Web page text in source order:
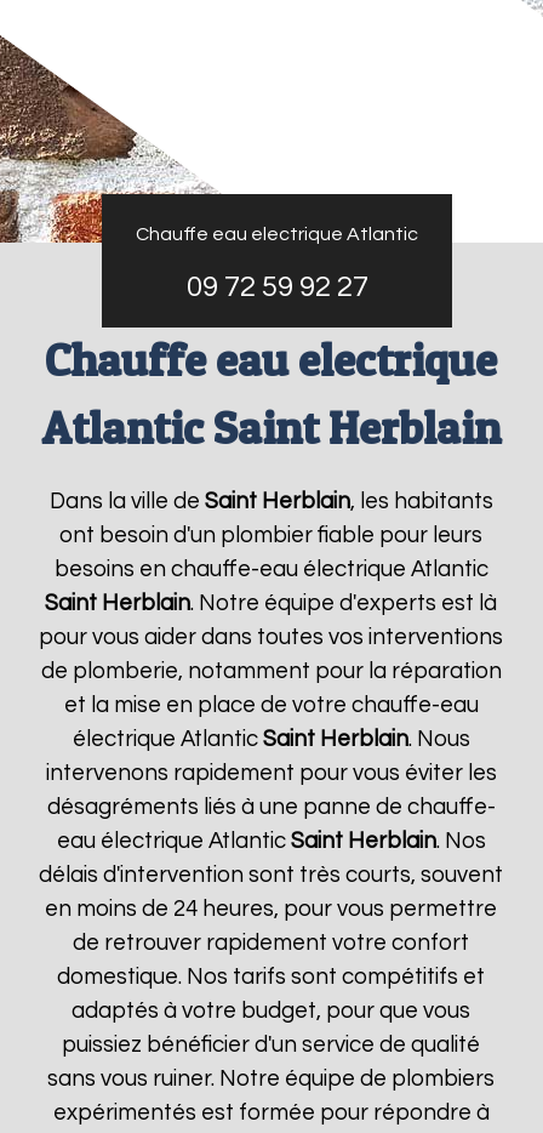
Chauffe eau electrique Atlantic
09 72 59 92 27
Chauffe eau electrique
Atlantic Saint Herblain
Dans la ville de Saint Herblain, les habitants
ont besoin d'un plombier fiable pour leurs
besoins en chauffe-eau électrique Atlantic
Saint Herblain. Notre équipe d'experts est là
pour vous aider dans toutes vos interventions
de plomberie, notamment pour la réparation
et la mise en place de votre chauffe-eau
électrique Atlantic Saint Herblain. Nous
intervenons rapidement pour vous éviter les
désagréments liés à une panne de chauffe-
eau électrique Atlantic Saint Herblain. Nos
délais d'intervention sont très courts, souvent
en moins de 24 heures, pour vous permettre
de retrouver rapidement votre confort
domestique. Nos tarifs sont compétitifs et
adaptés à votre budget, pour que vous
puissiez bénéficier d'un service de qualité
sans vous ruiner. Notre équipe de plombiers
expérimentés est formée pour répondre à